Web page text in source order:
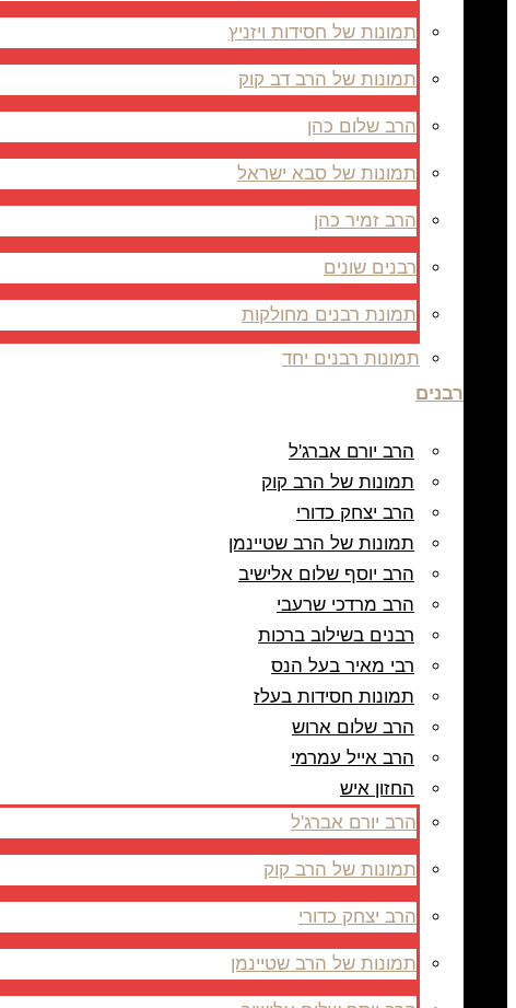
תמונות של חסידות ויזניץ
תמונות של הרב דב קוק
הרב שלום כהן
תמונות של סבא ישראל
הרב זמיר כהן
רבנים שונים
תמונת רבנים מחולקות
תמונות רבנים יחד
רבנים
הרב יורם אברג'ל
תמונות של הרב קוק
הרב יצחק כדורי
תמונות של הרב שטיינמן
הרב יוסף שלום אלישיב
הרב מרדכי שרעבי
רבנים בשילוב ברכות
רבי מאיר בעל הנס
תמונות חסידות בעלז
הרב שלום ארוש
הרב אייל עמרמי
החזון איש
הרב יורם אברג'ל
תמונות של הרב קוק
הרב יצחק כדורי
תמונות של הרב שטיינמן